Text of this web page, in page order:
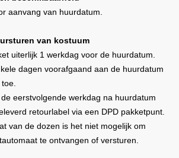
aanvang van huurdatum.
van kostuum
uiterlijk 1 werkdag voor de huurdatum.
dagen voorafgaand aan de huurdatum
eerstvolgende werkdag na huurdatum
retourlabel via een DPD pakketpunt.
van de dozen is het niet mogelijk om
te ontvangen of versturen.